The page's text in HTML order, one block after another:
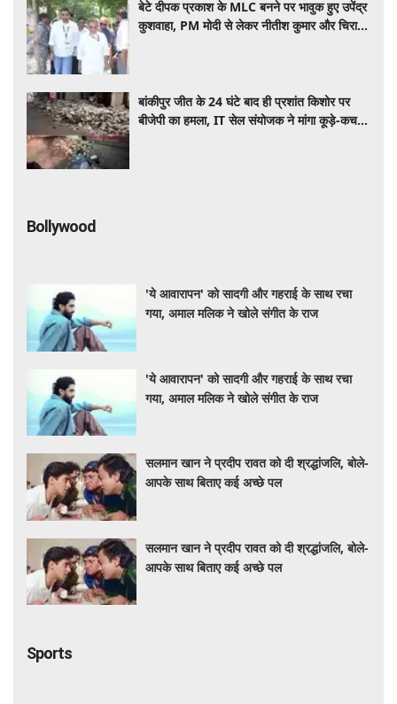
बेटे दीपक प्रकाश के MLC बनने पर भावुक हुए उपेंद्र
कुशवाहा, PM मोदी से लेकर नीतीश कुमार और चिराग
बांकीपुर जीत के 24 घंटे बाद ही प्रशांत किशोर पर
बीजेपी का हमला, IT सेल संयोजक ने मांगा कूड़े-कचरे
Bollywood
'ये आवारापन' को सादगी और गहराई के साथ रचा
गया, अमाल मलिक ने खोले संगीत के राज
'ये आवारापन' को सादगी और गहराई के साथ रचा
गया, अमाल मलिक ने खोले संगीत के राज
सलमान खान ने प्रदीप रावत को दी श्रद्धांजलि, बोले-
आपके साथ बिताए कई अच्छे पल
सलमान खान ने प्रदीप रावत को दी श्रद्धांजलि, बोले-
आपके साथ बिताए कई अच्छे पल
Sports